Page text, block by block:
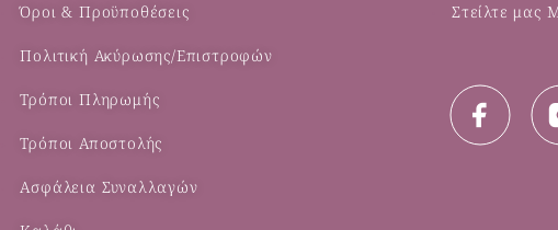
Όροι & Προϋποθέσεις
Πολιτική Ακύρωσης/Επιστροφών
Τρόποι Πληρωμής
Τρόποι Αποστολής
Ασφάλεια Συναλλαγών
Στείλτε μας